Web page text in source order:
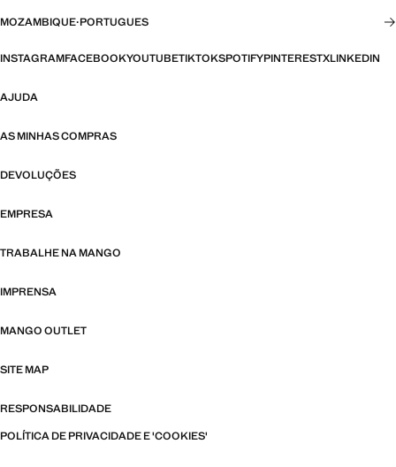
MOZAMBIQUE·PORTUGUES
INSTAGRAMFACEBOOKYOUTUBETIKTOKSPOTIFYPINTERESTXLINKEDIN
AJUDA
AS MINHAS COMPRAS
DEVOLUÇÕES
EMPRESA
TRABALHE NA MANGO
IMPRENSA
MANGO OUTLET
SITE MAP
RESPONSABILIDADE
POLÍTICA DE PRIVACIDADE E 'COOKIES'